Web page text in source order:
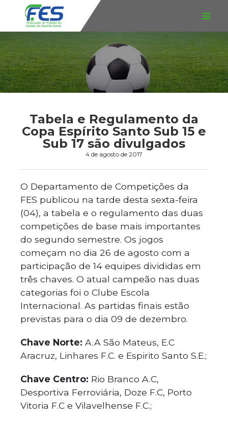
Tabela e Regulamento da
Copa Espírito Santo Sub 15 e
Sub 17 são divulgados
4 de agosto de 2017
O Departamento de Competições da
FES publicou na tarde desta sexta-feira
(04), a tabela e o regulamento das duas
competições de base mais importantes
do segundo semestre. Os jogos
começam no dia 26 de agosto com a
participação de 14 equipes divididas em
três chaves. O atual campeão nas duas
categorias foi o Clube Escola
Internacional. As partidas finais estão
previstas para o dia 09 de dezembro.
Chave Norte: A.A São Mateus, E.C
Aracruz, Linhares F.C. e Espirito Santo S.E.;
Chave Centro: Rio Branco A.C,
Desportiva Ferroviária, Doze F.C, Porto
Vitoria F.C e Vilavelhense F.C.;